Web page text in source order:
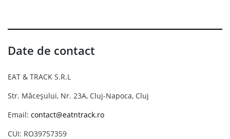
Date de contact
EAT & TRACK S.R.L
Str. Măceșului, Nr. 23A, Cluj-Napoca, Cluj
Email: contact@eatntrack.ro
CUI: RO39757359